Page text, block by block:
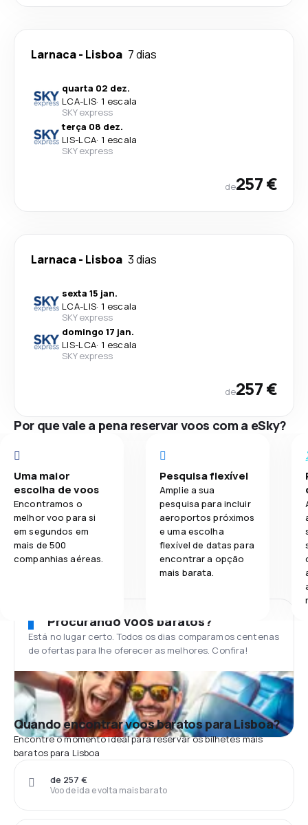
Larnaca- Lisboa 7 dias
quarta 02 dez.
LCA-LIS· 1 escala
SKY express
terça 08 dez.
LIS-LCA· 1 escala
SKY express
de257 €
Larnaca- Lisboa 3 dias
sexta 15 jan.
LCA-LIS· 1 escala
SKY express
domingo 17 jan.
LIS-LCA· 1 escala
SKY express
de257 €
Por que vale a pena reservar voos com a eSky?
Uma maior
escolha de voos
Encontramos o
melhor voo para si
em segundos em
mais de 500
companhias aéreas.
Pesquisa flexível
Amplie a sua
pesquisa para incluir
aeroportos próximos
e uma escolha
flexível de datas para
encontrar a opção
mais barata.
Procurando voos baratos?
Está no lugar certo. Todos os dias comparamos centenas
de ofertas para lhe oferecer as melhores. Confira!
Quando encontrar voos baratos para Lisboa?
Encontre o momento ideal para reservar os bilhetes mais
baratos para Lisboa
Voo de ida e volta mais barato
de 257 €